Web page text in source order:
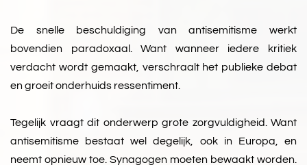
De snelle beschuldiging van antisemitisme werkt
bovendien paradoxaal. Want wanneer iedere kritiek
verdacht wordt gemaakt, verschraalt het publieke debat
en groeit onderhuids ressentiment.
Tegelijk vraagt dit onderwerp grote zorgvuldigheid. Want
antisemitisme bestaat wel degelijk, ook in Europa, en
neemt opnieuw toe. Synagogen moeten bewaakt worden.